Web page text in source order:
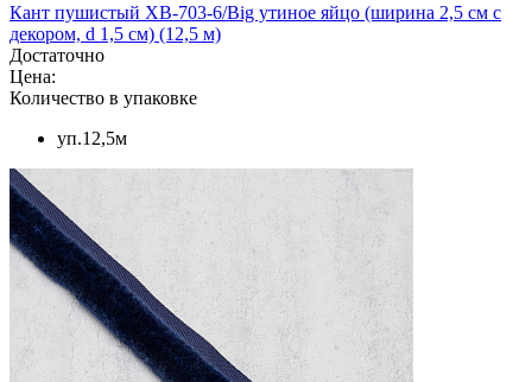
Кант пушистый XB-703-6/Big утиное яйцо (ширина 2,5 см с
декором, d 1,5 см) (12,5 м)
Достаточно
Цена:
Количество в упаковке
уп.12,5м